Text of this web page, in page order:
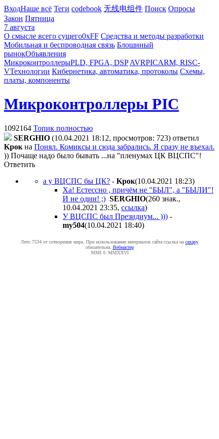
ВходНаше всё Теги codebook 无线电组件 Поиск Опросы
Закон Пятница
7 августа
О смысле всего сущего0xFF Средства и методы разработки
Мобильная и беспроводная связь Блошиный
рынокОбъявления
МикроконтроллерыPLD, FPGA, DSP AVRPICARM, RISC-
VТехнологии Кибернетика, автоматика, протоколы Схемы,
платы, компоненты
Микроконтроллеры PIC
1092164 Топик полностью
SERGHIO (10.04.2021 18:12, просмотров: 723) ответил
Kpoк на Понял. Комиксы и сюда забрались. Я сразу не въехал.
)) Почаще надо было бывать ...на "пленумах ЦК ВЦСПС"!
Ответить
а у ВЦСПС бы ЦК? - Kpoк(10.04.2021 18:23)
Ха! Естессно , причём не "БЫЛ", а "БЫЛИ"!
И не один! ;) SERGHIO(260 знак.,
10.04.2021 23:35, ссылка)
У ВЦСПС был Президиум... ))) -
my504(10.04.2021 18:40)
Лето 7534 от сотворения мира. При использовании материалов сайта ссылка на caxapу
обязательна. Вебмастер
MMI © MMXXVI